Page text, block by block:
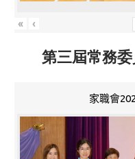
« ‹
第三屆常務
家職會